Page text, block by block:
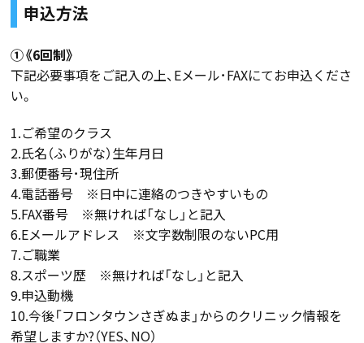
申込方法
①《6回制》
下記必要事項をご記入の上、Eメール･FAXにてお申込くださ
い。
1.ご希望のクラス
2.氏名（ふりがな）生年月日
3.郵便番号･現住所
4.電話番号 ※日中に連絡のつきやすいもの
5.FAX番号 ※無ければ「なし」と記入
6.Eメールアドレス ※文字数制限のないPC用
7.ご職業
8.スポーツ歴 ※無ければ「なし」と記入
9.申込動機
10.今後「フロンタウンさぎぬま」からのクリニック情報を
希望しますか?（YES、NO）